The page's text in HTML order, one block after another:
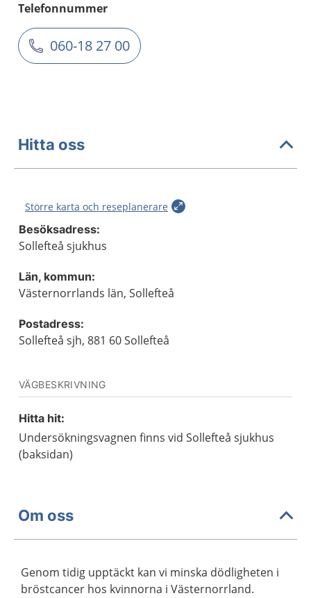
Telefonnummer
060-18 27 00
Hitta oss
Större karta och reseplanerare
Besöksadress:
Sollefteå sjukhus
Län, kommun:
Västernorrlands län, Sollefteå
Postadress:
Sollefteå sjh, 881 60 Sollefteå
VÄGBESKRIVNING
Hitta hit:
Undersökningsvagnen finns vid Sollefteå sjukhus
(baksidan)
Om oss
Genom tidig upptäckt kan vi minska dödligheten i
bröstcancer hos kvinnorna i Västernorrland.